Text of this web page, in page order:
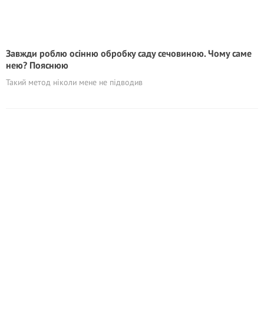
Завжди роблю осінню обробку саду сечовиною. Чому саме
нею? Пояснюю
Такий метод ніколи мене не підводив